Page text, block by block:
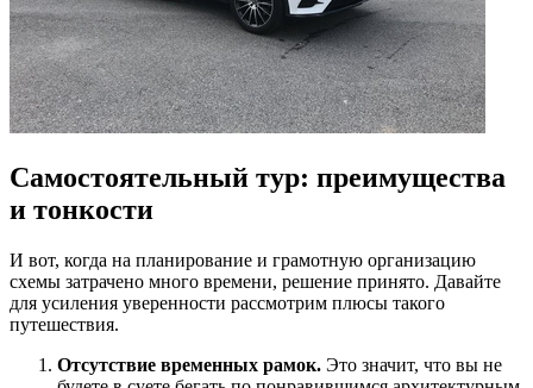
Самостоятельный тур: преимущества
и тонкости
И вот, когда на планирование и грамотную организацию
схемы затрачено много времени, решение принято. Давайте
для усиления уверенности рассмотрим плюсы такого
путешествия.
Отсутствие временных рамок. Это значит, что вы не